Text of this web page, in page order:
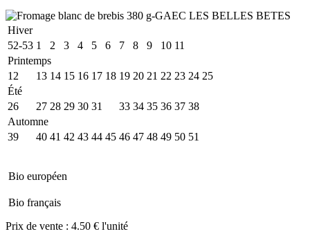
Hiver
52-53 1 2 3 4 5 6 7 8 9 10 11
Printemps
12
13 14 15 16 17 18 19 20 21 22 23 24 25
Été
26
27 28 29 30 31 33 34 35 36 37 38
Automne
39
40 41 42 43 44 45 46 47 48 49 50 51
Bio européen
Bio français
Prix de vente : 4.50 € l'unité